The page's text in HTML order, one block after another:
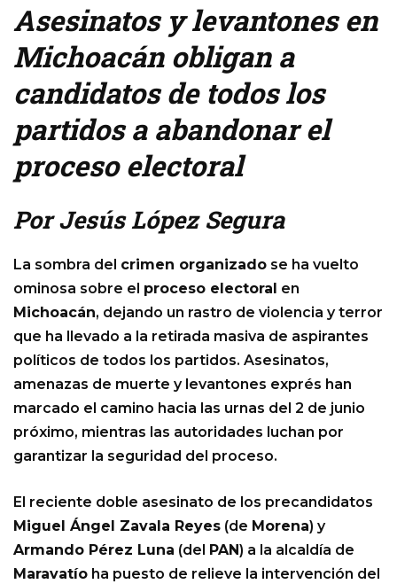
Asesinatos y levantones en
Michoacán obligan a
candidatos de todos los
partidos a abandonar el
proceso electoral
Por Jesús López Segura
La sombra del crimen organizado se ha vuelto
ominosa sobre el proceso electoral en
Michoacán, dejando un rastro de violencia y terror
que ha llevado a la retirada masiva de aspirantes
políticos de todos los partidos. Asesinatos,
amenazas de muerte y levantones exprés han
marcado el camino hacia las urnas del 2 de junio
próximo, mientras las autoridades luchan por
garantizar la seguridad del proceso.
El reciente doble asesinato de los precandidatos
Miguel Ángel Zavala Reyes (de Morena) y
Armando Pérez Luna (del PAN) a la alcaldía de
Maravatío ha puesto de relieve la intervención del